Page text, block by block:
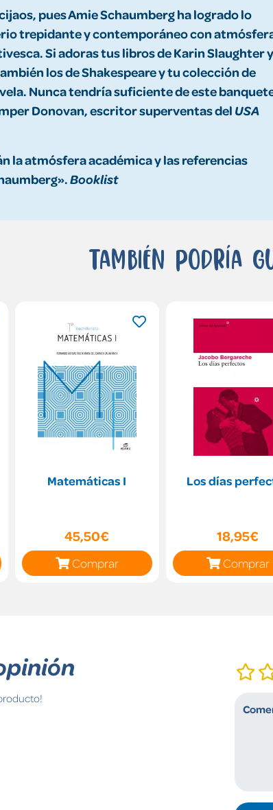
pues Amie Schaumberg ha logrado lo
trepidante y contemporáneo con
Si adoras tus libros de Karin Slaughter y
los de Shakespeare y tu colección de
Nunca tendría suficiente de este
Donovan, escritor superventas del USA
la atmósfera académica y las referencias
Booklist
También podría
Matemáticas I
45,50€
Comprar
Los días
18,95€
Comprar